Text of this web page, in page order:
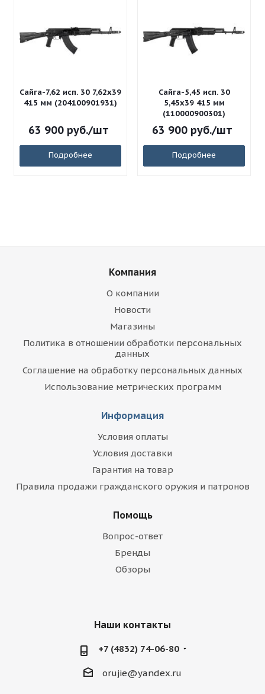
Сайга-7,62 исп. 30 7,62x39
415 мм (204100901931)
63 900руб./шт
Подробнее
Сайга-5,45 исп. 30
5,45x39 415 мм
(110000900301)
63 900руб./шт
Подробнее
Компания
О компании
Новости
Магазины
Политика в отношении обработки персональных
данных
Соглашение на обработку персональных данных
Использование метрических программ
Информация
Условия оплаты
Условия доставки
Гарантия на товар
Правила продажи гражданского оружия и патронов
Помощь
Вопрос-ответ
Бренды
Обзоры
Наши контакты
+7 (4832) 74-06-80
orujie@yandex.ru